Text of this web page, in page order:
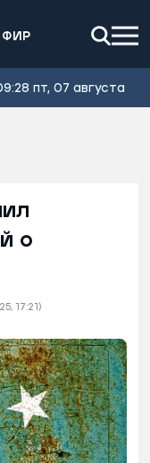
пт, 07 августа
17:21)
о